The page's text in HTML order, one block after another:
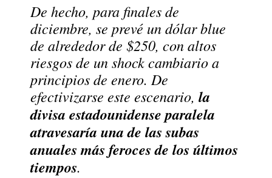
De hecho, para finales de
diciembre, se prevé un dólar blue
de alrededor de $250, con altos
riesgos de un shock cambiario a
principios de enero. De
efectivizarse este escenario, la
divisa estadounidense paralela
atravesaría una de las subas
anuales más feroces de los últimos
tiempos.